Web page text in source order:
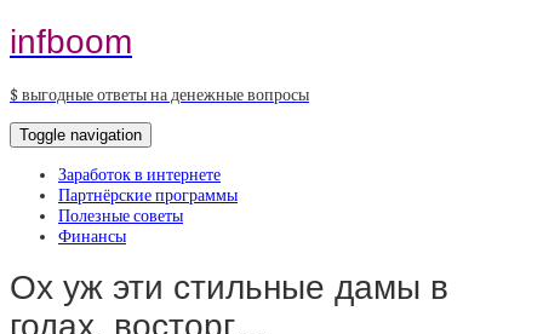
infboom
$ выгодные ответы на денежные вопросы
Toggle navigation
Заработок в интернете
Партнёрские программы
Полезные советы
Финансы
Ох уж эти стильные дамы в
годах, восторг…